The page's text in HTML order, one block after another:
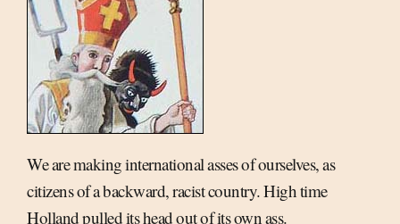
We are making international asses of ourselves, as
citizens of a backward, racist country. High time
Holland pulled its head out of its own ass.